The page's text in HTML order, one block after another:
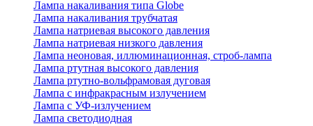
Лампа накаливания типа Globe
Лампа накаливания трубчатая
Лампа натриевая высокого давления
Лампа натриевая низкого давления
Лампа неоновая, иллюминационная, строб-лампа
Лампа ртутная высокого давления
Лампа ртутно-вольфрамовая дуговая
Лампа с инфракрасным излучением
Лампа с УФ-излучением
Лампа светодиодная